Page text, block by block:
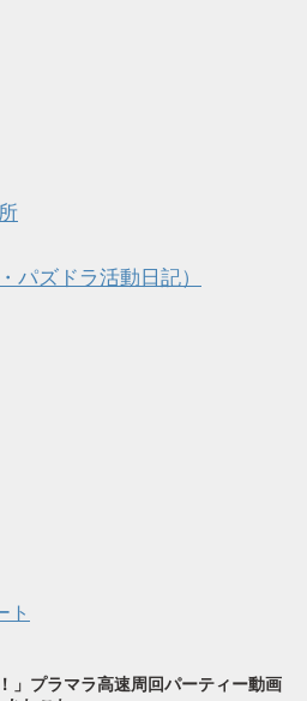
パズドラ活動日記）
ト
」プラマラ高速周回パーティー動画